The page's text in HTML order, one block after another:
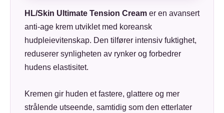
HL/Skin Ultimate Tension Cream er en avansert
anti-age krem utviklet med koreansk
hudpleievitenskap. Den tilfører intensiv fuktighet,
reduserer synligheten av rynker og forbedrer
hudens elastisitet.
Kremen gir huden et fastere, glattere og mer
strålende utseende, samtidig som den etterlater